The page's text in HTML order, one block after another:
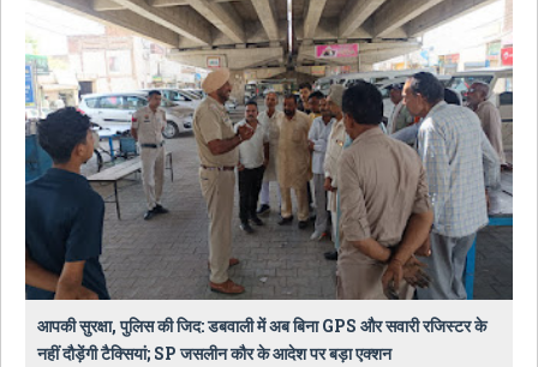
आपकी सुरक्षा, पुलिस की जिद: डबवाली में अब बिना GPS और सवारी रजिस्टर के
नहीं दौड़ेंगी टैक्सियां; SP जसलीन कौर के आदेश पर बड़ा एक्शन